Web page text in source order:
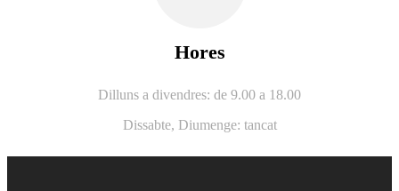
Hores
Dilluns a divendres: de 9.00 a 18.00
Dissabte, Diumenge: tancat